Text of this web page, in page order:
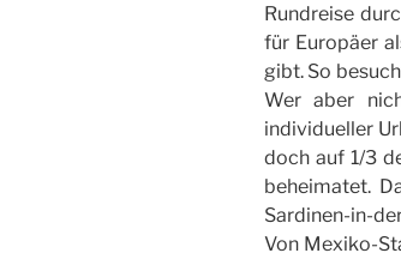
Rundreise
für Europäer
gibt. So
Wer aber
individueller
doch auf 1/3
beheimatet.
Sardinen-in-
Von Mexiko-